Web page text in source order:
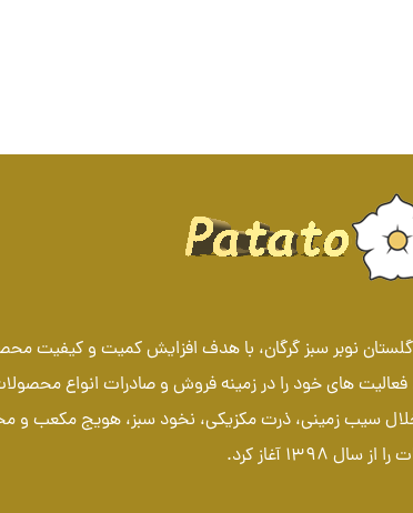
نوبر سبز گرگان، با هدف افزایش کمیت و کیفیت
فعالیت های خود را در زمینه فروش و صادرات انواع
سیب زمینی، ذرت مکزیکی، نخود سبز، هویج مکعب و
سال 1398 آغاز کرد.